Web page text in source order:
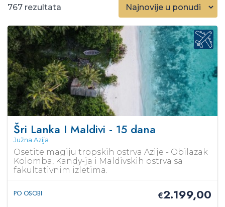
767
Šri Lanka I Maldivi - 15 dana
Južna Azija
Osetite magiju tropskih ostrva Azije - Obilazak
Kolomba, Kandy-ja i Maldivskih ostrva sa
fakultativnim izletima.
PO OSOBI €2.199,00